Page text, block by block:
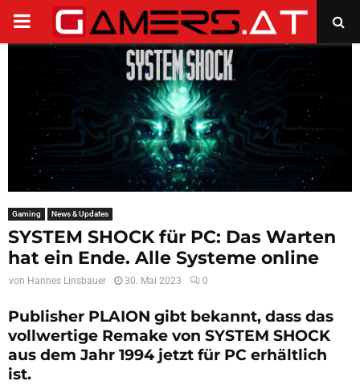
PRIMARY
MENU
Gaming News & Updates
SYSTEM SHOCK für PC: Das Warten
hat ein Ende. Alle Systeme online
von Hannes Linsbauer 30. Mai 2023 0
Publisher PLAION gibt bekannt, dass das
vollwertige Remake von SYSTEM SHOCK
aus dem Jahr 1994 jetzt für PC erhältlich
ist.